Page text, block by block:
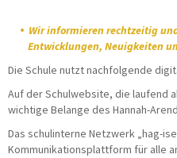
Wir informieren rechtzeitig
Entwicklungen, Neuigkeiten
Die Schule nutzt nachfolgende
Auf der Schulwebsite, die laufend
wichtige Belange des Hannah-
Das schulinterne Netzwerk „hag-
Kommunikationsplattform für alle